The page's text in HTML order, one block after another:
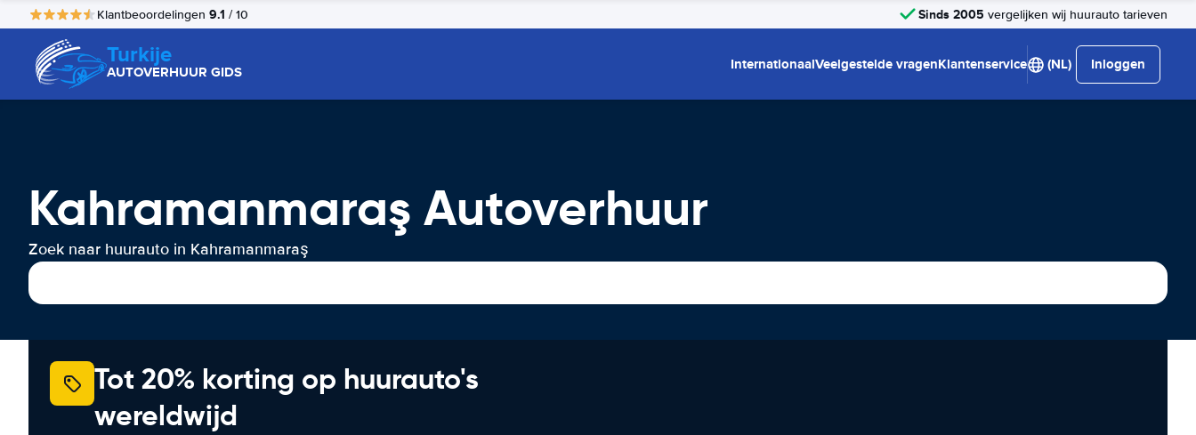
Klantbeoordelingen 9.1 / 10 Sinds 2005 vergelijken wij huurauto tarieven
Turkije
AUTOVERHUUR GIDS InternationaalVeelgestelde vragenKlantenservice (NL) Inloggen
Kahramanmaraş Autoverhuur
Zoek naar huurauto in Kahramanmaraş
Tot 20% korting op huurauto's
wereldwijd